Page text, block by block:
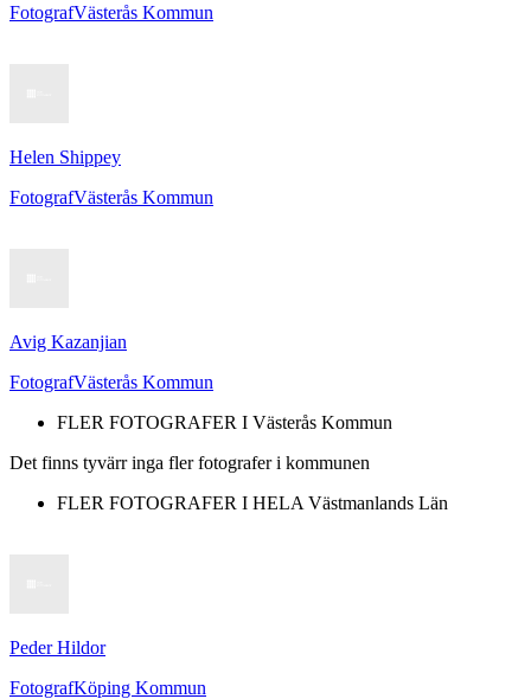
FotografVästerås Kommun
Helen Shippey
FotografVästerås Kommun
Avig Kazanjian
FotografVästerås Kommun
FLER FOTOGRAFER I Västerås Kommun
Det finns tyvärr inga fler fotografer i kommunen
FLER FOTOGRAFER I HELA Västmanlands Län
Peder Hildor
FotografKöping Kommun